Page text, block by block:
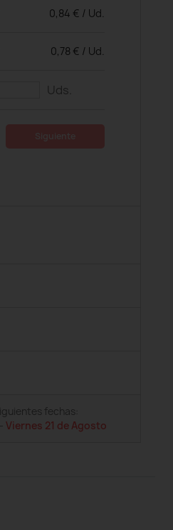
0,84 € / Ud.
0,78 € / Ud.
Uds.
fechas:
- Viernes 21 de Agosto